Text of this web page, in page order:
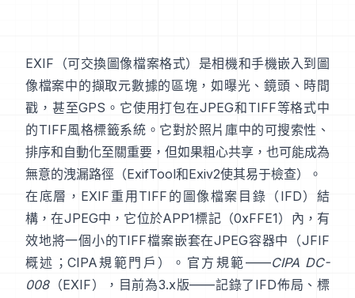
EXIF （可交換圖像檔案格式）是相機和手機嵌入到圖
像檔案中的擷取元數據的區塊，如曝光、鏡頭、時間
戳，甚至GPS。它使用打包在JPEG和TIFF等格式中
的TIFF風格標籤系統。它對於照片庫中的可搜索性、
排序和自動化至關重要，但如果粗心共享，也可能成為
無意的洩漏路徑（ExifTool和Exiv2使其易于檢查）。
在底層，EXIF重用TIFF的圖像檔案目錄（IFD）結
構，在JPEG中，它位於APP1標記（0xFFE1）內，有
效地將一個小的TIFF檔案嵌套在JPEG容器中（JFIF
概述 ； CIPA規範門戶 ）。官方規範——CIPA DC-
008（EXIF），目前為3.x版——記錄了IFD佈局、標